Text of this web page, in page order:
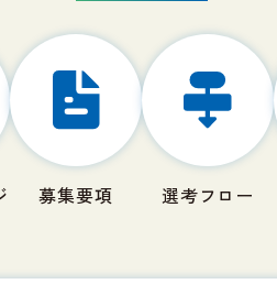
募集要項 選考フロー